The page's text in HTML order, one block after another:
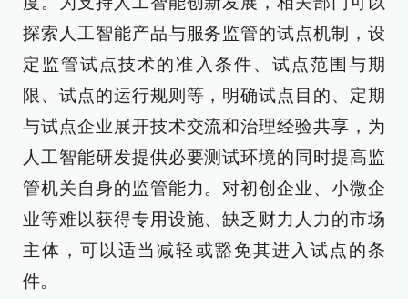
探索人工智能产品与服务监管的试点机制，设
定监管试点技术的准入条件、试点范围与期
限、试点的运行规则等，明确试点目的、定期
与试点企业展开技术交流和治理经验共享，为
人工智能研发提供必要测试环境的同时提高监
管机关自身的监管能力。对初创企业、小微企
业等难以获得专用设施、缺乏财力人力的市场
主体，可以适当减轻或豁免其进入试点的条
件。